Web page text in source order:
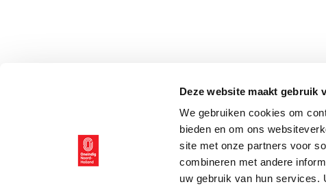
Deze website maakt gebruik
We gebruiken cookies om
bieden en om ons
site met onze partners voor
combineren met andere
uw gebruik van hun services.